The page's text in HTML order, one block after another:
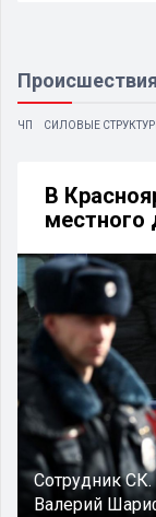
Происшествия
ЧП СИЛОВЫЕ
В
местного
Сотрудник СК.
Валерий